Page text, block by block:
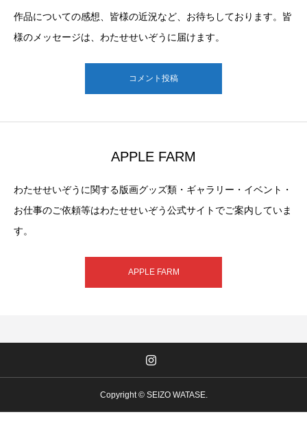
作品についての感想、皆様の近況など、お待ちしております。皆
様のメッセージは、わたせせいぞうに届けます。
コメント投稿
APPLE FARM
わたせせいぞうに関する版画グッズ類・ギャラリー・イベント・
お仕事のご依頼等はわたせせいぞう公式サイトでご案内していま
す。
APPLE FARM
Copyright © SEIZO WATASE.